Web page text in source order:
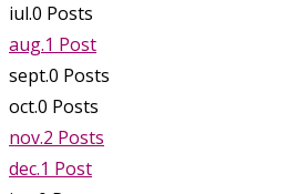
iul.0 Posts
aug.1 Post
sept.0 Posts
oct.0 Posts
nov.2 Posts
dec.1 Post